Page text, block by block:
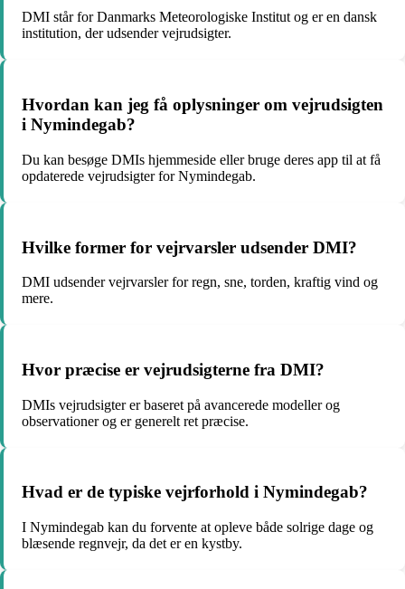
DMI står for Danmarks Meteorologiske Institut og er en dansk
institution, der udsender vejrudsigter.
Hvordan kan jeg få oplysninger om vejrudsigten
i Nymindegab?
Du kan besøge DMIs hjemmeside eller bruge deres app til at få
opdaterede vejrudsigter for Nymindegab.
Hvilke former for vejrvarsler udsender DMI?
DMI udsender vejrvarsler for regn, sne, torden, kraftig vind og
mere.
Hvor præcise er vejrudsigterne fra DMI?
DMIs vejrudsigter er baseret på avancerede modeller og
observationer og er generelt ret præcise.
Hvad er de typiske vejrforhold i Nymindegab?
I Nymindegab kan du forvente at opleve både solrige dage og
blæsende regnvejr, da det er en kystby.